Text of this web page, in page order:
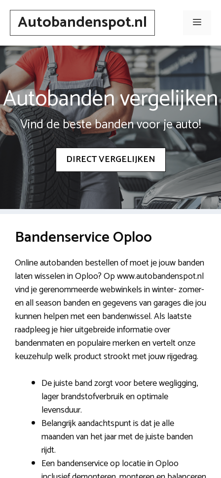
Spring
inhoudAutobandenspot.nl Menu
Autobanden vergelijken
Vind de beste banden voor je auto!
DIRECT VERGELIJKEN
Bandenservice Oploo
Online autobanden bestellen of moet je jouw banden
laten wisselen in Oploo? Op www.autobandenspot.nl
vind je gerenommeerde webwinkels in winter- zomer-
en all season banden en gegevens van garages die jou
kunnen helpen met een bandenwissel. Als laatste
raadpleeg je hier uitgebreide informatie over
bandenmaten en populaire merken en vertelt onze
keuzehulp welk product strookt met jouw rijgedrag.
De juiste band zorgt voor betere wegligging,
lager brandstofverbruik en optimale
levensduur.
Belangrijk aandachtspunt is dat je alle
maanden van het jaar met de juiste banden
rijdt.
Een bandenservice op locatie in Oploo